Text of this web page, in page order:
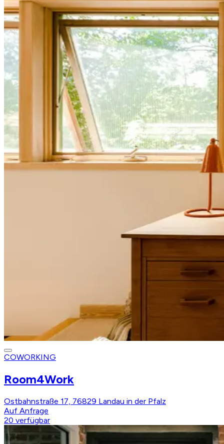
COWORKING
Room4Work
Ostbahnstraße 17, 76829 Landau in der Pfalz
Auf Anfrage
20 verfügbar